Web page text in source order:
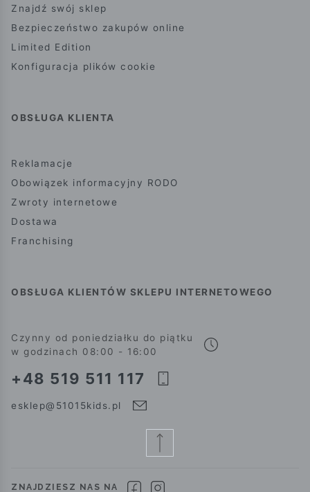
Znajdź swój sklep
Bezpieczeństwo zakupów online
Limited Edition
Konfiguracja plików cookie
OBSŁUGA KLIENTA
Reklamacje
Obowiązek informacyjny RODO
Zwroty internetowe
Dostawa
Franchising
OBSŁUGA KLIENTÓW SKLEPU INTERNETOWEGO
Czynny od poniedziałku do piątku
w godzinach 08:00 - 16:00
+48 519 511 117
esklep@51015kids.pl
ZNAJDZIESZ NAS NA